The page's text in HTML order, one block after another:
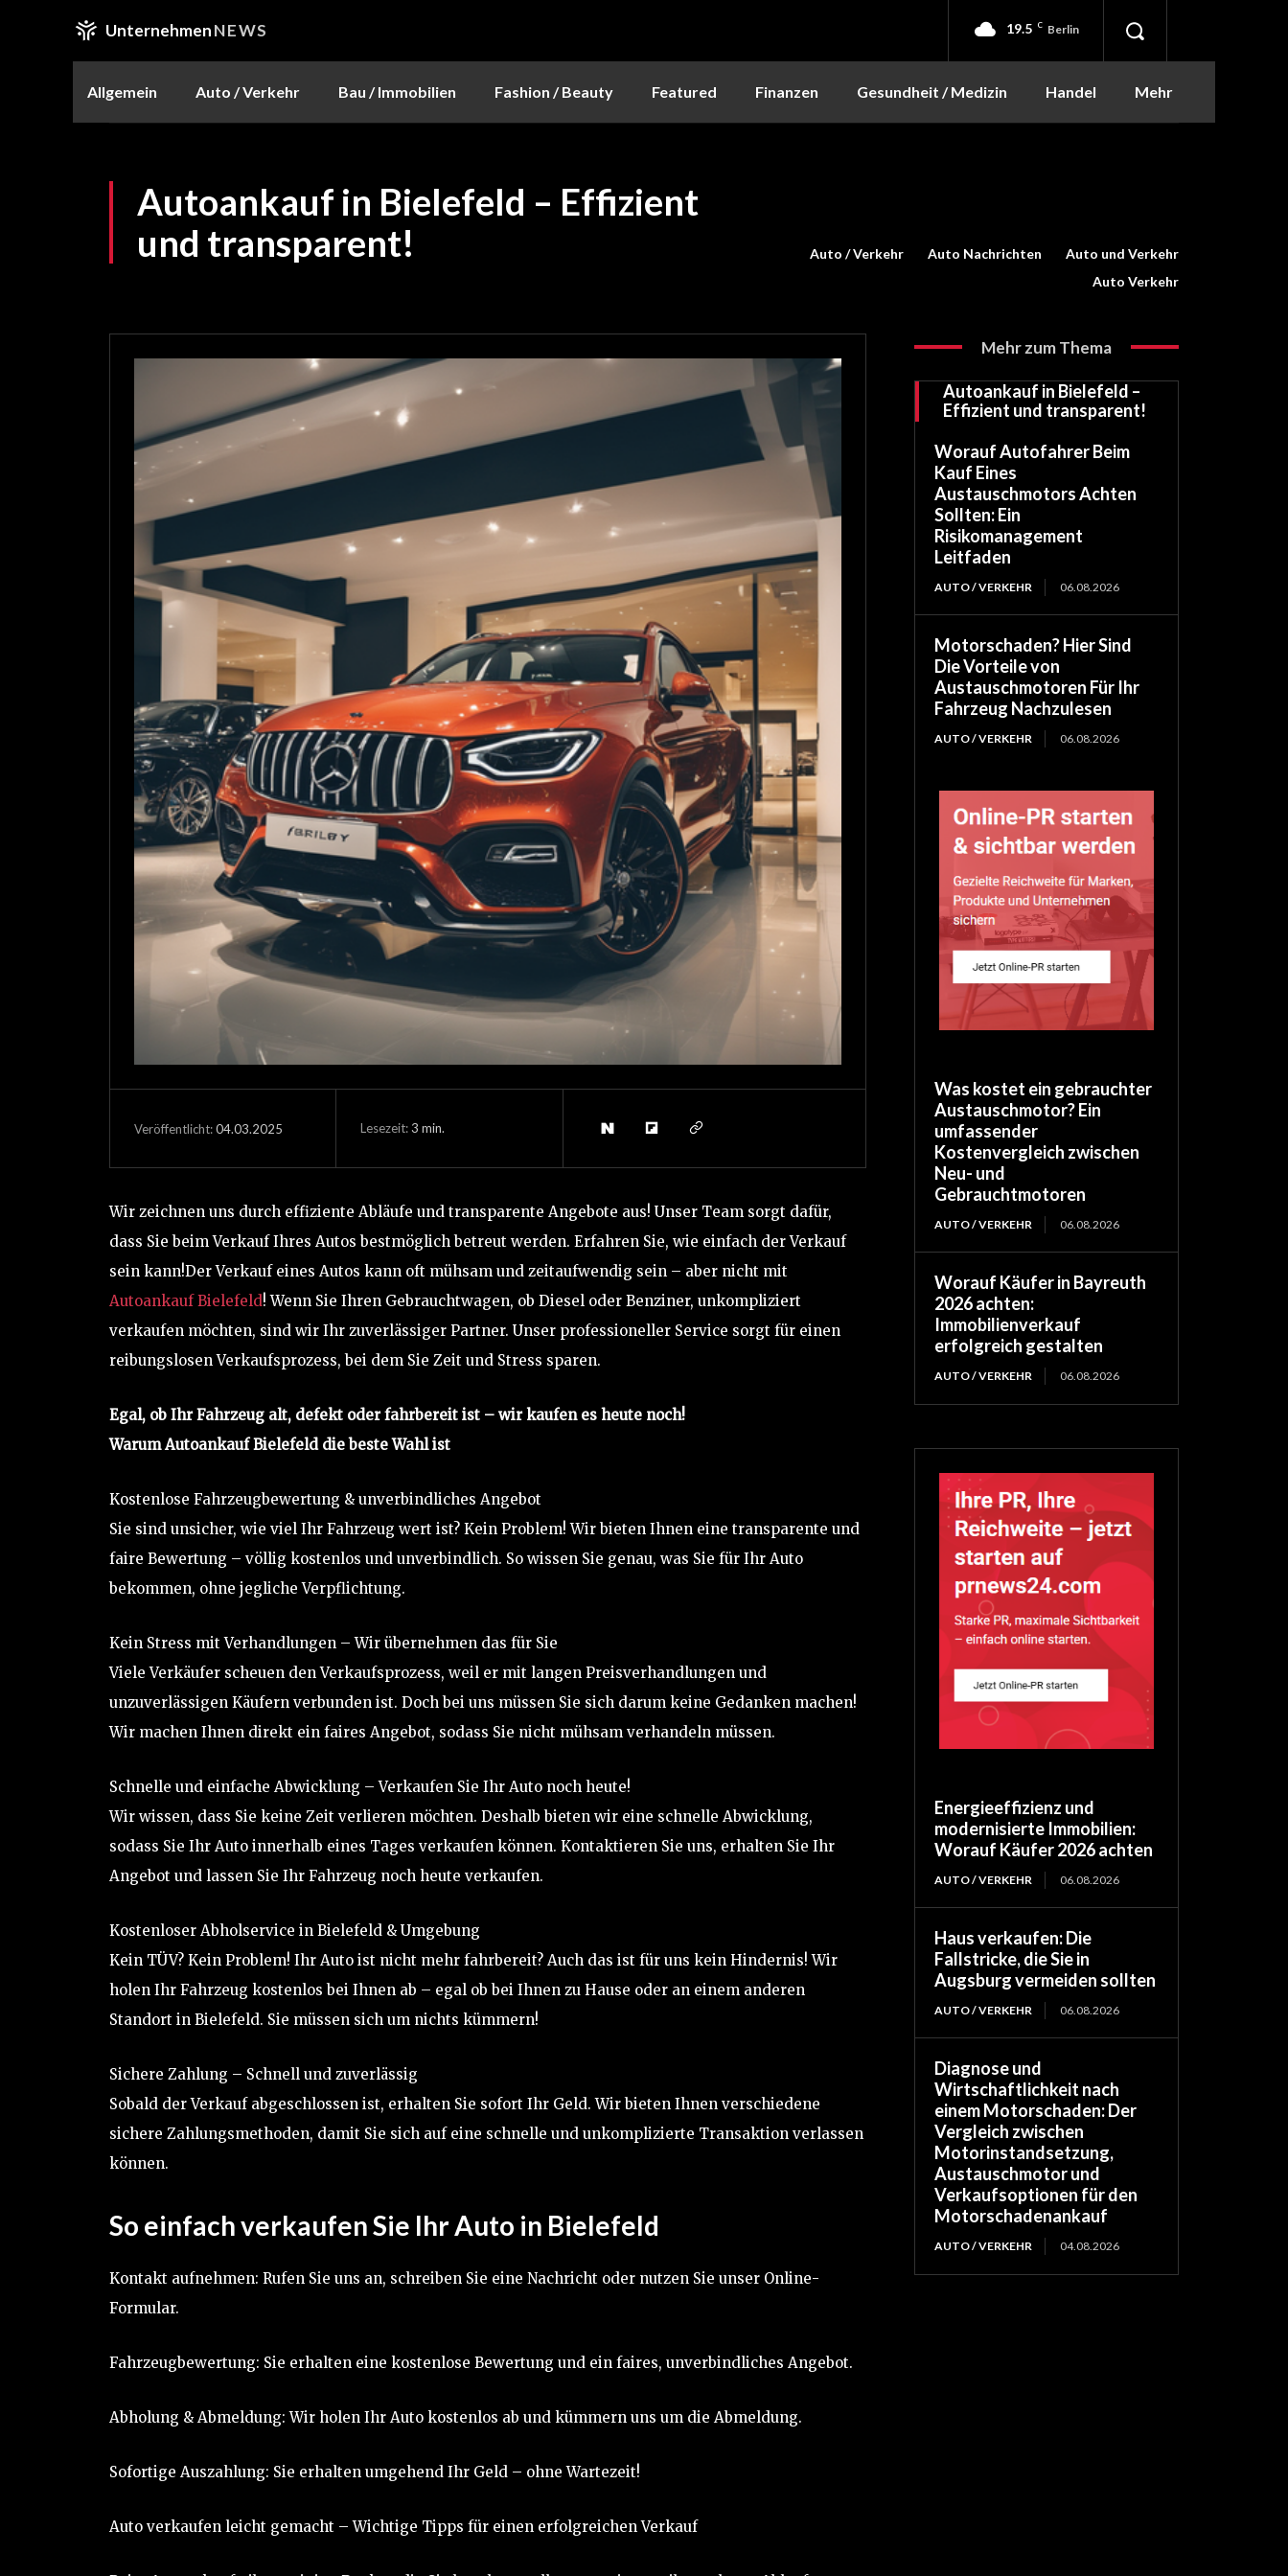
UnternehmenNEWS 19.5 C Berlin
Allgemein Auto / Verkehr Bau / Immobilien Fashion / Beauty Featured Finanzen Gesundheit / Medizin Handel Mehr
Autoankauf in Bielefeld – Effizient
und transparent!
Auto / Verkehr Auto Nachrichten
Auto und Verkehr
Auto Verkehr
Veröffentlicht:04.03.2025 Lesezeit:3 min.
Wir zeichnen uns durch effiziente Abläufe und transparente Angebote aus! Unser Team sorgt dafür,
dass Sie beim Verkauf Ihres Autos bestmöglich betreut werden. Erfahren Sie, wie einfach der Verkauf
sein kann!Der Verkauf eines Autos kann oft mühsam und zeitaufwendig sein – aber nicht mit
Autoankauf Bielefeld! Wenn Sie Ihren Gebrauchtwagen, ob Diesel oder Benziner, unkompliziert
verkaufen möchten, sind wir Ihr zuverlässiger Partner. Unser professioneller Service sorgt für einen
reibungslosen Verkaufsprozess, bei dem Sie Zeit und Stress sparen.
Egal, ob Ihr Fahrzeug alt, defekt oder fahrbereit ist – wir kaufen es heute noch!
Warum Autoankauf Bielefeld die beste Wahl ist
Kostenlose Fahrzeugbewertung & unverbindliches Angebot
Sie sind unsicher, wie viel Ihr Fahrzeug wert ist? Kein Problem! Wir bieten Ihnen eine transparente und
faire Bewertung – völlig kostenlos und unverbindlich. So wissen Sie genau, was Sie für Ihr Auto
bekommen, ohne jegliche Verpflichtung.
Kein Stress mit Verhandlungen – Wir übernehmen das für Sie
Viele Verkäufer scheuen den Verkaufsprozess, weil er mit langen Preisverhandlungen und
unzuverlässigen Käufern verbunden ist. Doch bei uns müssen Sie sich darum keine Gedanken machen!
Wir machen Ihnen direkt ein faires Angebot, sodass Sie nicht mühsam verhandeln müssen.
Schnelle und einfache Abwicklung – Verkaufen Sie Ihr Auto noch heute!
Wir wissen, dass Sie keine Zeit verlieren möchten. Deshalb bieten wir eine schnelle Abwicklung,
sodass Sie Ihr Auto innerhalb eines Tages verkaufen können. Kontaktieren Sie uns, erhalten Sie Ihr
Angebot und lassen Sie Ihr Fahrzeug noch heute verkaufen.
Kostenloser Abholservice in Bielefeld & Umgebung
Kein TÜV? Kein Problem! Ihr Auto ist nicht mehr fahrbereit? Auch das ist für uns kein Hindernis! Wir
holen Ihr Fahrzeug kostenlos bei Ihnen ab – egal ob bei Ihnen zu Hause oder an einem anderen
Standort in Bielefeld. Sie müssen sich um nichts kümmern!
Sichere Zahlung – Schnell und zuverlässig
Sobald der Verkauf abgeschlossen ist, erhalten Sie sofort Ihr Geld. Wir bieten Ihnen verschiedene
sichere Zahlungsmethoden, damit Sie sich auf eine schnelle und unkomplizierte Transaktion verlassen
können.
So einfach verkaufen Sie Ihr Auto in Bielefeld
Kontakt aufnehmen: Rufen Sie uns an, schreiben Sie eine Nachricht oder nutzen Sie unser Online-
Formular.
Fahrzeugbewertung: Sie erhalten eine kostenlose Bewertung und ein faires, unverbindliches Angebot.
Abholung & Abmeldung: Wir holen Ihr Auto kostenlos ab und kümmern uns um die Abmeldung.
Sofortige Auszahlung: Sie erhalten umgehend Ihr Geld – ohne Wartezeit!
Auto verkaufen leicht gemacht – Wichtige Tipps für einen erfolgreichen Verkauf
Mehr zum Thema
Autoankauf in Bielefeld –
Effizient und transparent!
Worauf Autofahrer Beim
Kauf Eines
Austauschmotors Achten
Sollten: Ein
Risikomanagement
Leitfaden
AUTO / VERKEHR 06.08.2026
Motorschaden? Hier Sind
Die Vorteile von
Austauschmotoren Für Ihr
Fahrzeug Nachzulesen
AUTO / VERKEHR 06.08.2026
Was kostet ein gebrauchter
Austauschmotor? Ein
umfassender
Kostenvergleich zwischen
Neu- und
Gebrauchtmotoren
AUTO / VERKEHR 06.08.2026
Worauf Käufer in Bayreuth
2026 achten:
Immobilienverkauf
erfolgreich gestalten
AUTO / VERKEHR 06.08.2026
Energieeffizienz und
modernisierte Immobilien:
Worauf Käufer 2026 achten
AUTO / VERKEHR 06.08.2026
Haus verkaufen: Die
Fallstricke, die Sie in
Augsburg vermeiden sollten
AUTO / VERKEHR 06.08.2026
Diagnose und
Wirtschaftlichkeit nach
einem Motorschaden: Der
Vergleich zwischen
Motorinstandsetzung,
Austauschmotor und
Verkaufsoptionen für den
Motorschadenankauf
AUTO / VERKEHR 04.08.2026